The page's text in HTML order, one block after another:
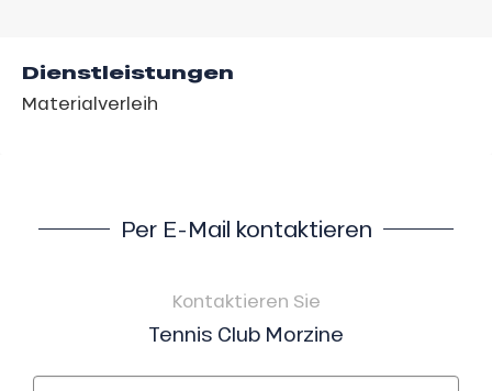
Dienstleistungen
Materialverleih
Per E-Mail kontaktieren
Kontaktieren Sie
Tennis Club Morzine